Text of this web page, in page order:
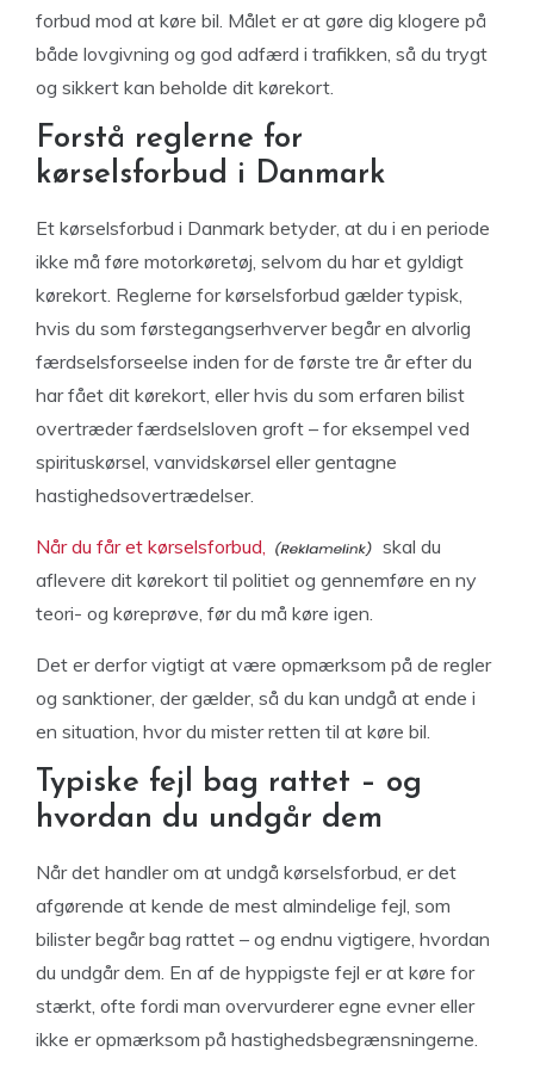
forbud mod at køre bil. Målet er at gøre dig klogere på
både lovgivning og god adfærd i trafikken, så du trygt
og sikkert kan beholde dit kørekort.
Forstå reglerne for
kørselsforbud i Danmark
Et kørselsforbud i Danmark betyder, at du i en periode
ikke må føre motorkøretøj, selvom du har et gyldigt
kørekort. Reglerne for kørselsforbud gælder typisk,
hvis du som førstegangserhverver begår en alvorlig
færdselsforseelse inden for de første tre år efter du
har fået dit kørekort, eller hvis du som erfaren bilist
overtræder færdselsloven groft – for eksempel ved
spirituskørsel, vanvidskørsel eller gentagne
hastighedsovertrædelser.
Når du får et kørselsforbud,
skal du
aflevere dit kørekort til politiet og gennemføre en ny
teori- og køreprøve, før du må køre igen.
Det er derfor vigtigt at være opmærksom på de regler
og sanktioner, der gælder, så du kan undgå at ende i
en situation, hvor du mister retten til at køre bil.
Typiske fejl bag rattet – og
hvordan du undgår dem
Når det handler om at undgå kørselsforbud, er det
afgørende at kende de mest almindelige fejl, som
bilister begår bag rattet – og endnu vigtigere, hvordan
du undgår dem. En af de hyppigste fejl er at køre for
stærkt, ofte fordi man overvurderer egne evner eller
ikke er opmærksom på hastighedsbegrænsningerne.